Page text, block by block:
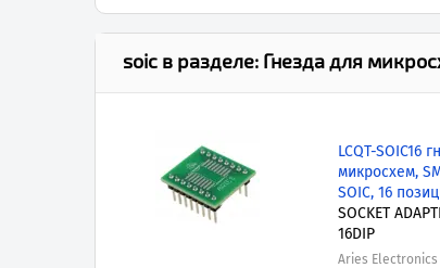
soic в разделе: Гнезда для
LCQT-SOIC16
микросхем,
SOIC, 16
SOCKET
16DIP
Aries Electronics